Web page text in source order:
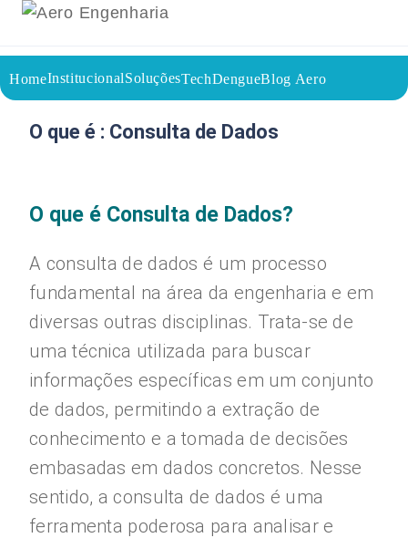
HomeInstitucionalSoluçõesTechDengueBlog Aero
26/07/2023
Voltar a página inicial do blog
O que é : Consulta de Dados
O que é Consulta de Dados?
A consulta de dados é um processo
fundamental na área da engenharia e em
diversas outras disciplinas. Trata-se de
uma técnica utilizada para buscar
informações específicas em um conjunto
de dados, permitindo a extração de
conhecimento e a tomada de decisões
embasadas em dados concretos. Nesse
sentido, a consulta de dados é uma
ferramenta poderosa para analisar e